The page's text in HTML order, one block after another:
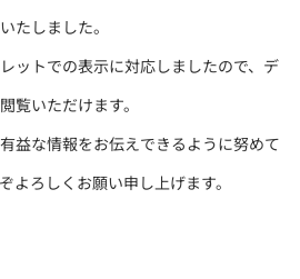
たしました。
ットでの表示に対応しましたので、デ
覧いただけます。
益な情報をお伝えできるように努めて
よろしくお願い申し上げます。